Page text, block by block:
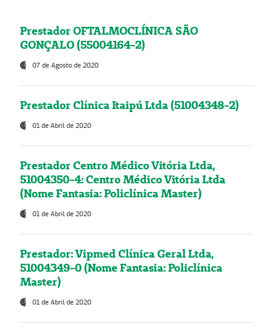
Prestador OFTALMOCLÍNICA SÃO
GONÇALO (55004164-2)
07 de Agosto de 2020
Prestador Clínica Itaipú Ltda (51004348-2)
01 de Abril de 2020
Prestador Centro Médico Vitória Ltda,
51004350-4: Centro Médico Vitória Ltda
(Nome Fantasia: Policlínica Master)
01 de Abril de 2020
Prestador: Vipmed Clínica Geral Ltda,
51004349-0 (Nome Fantasia: Policlínica
Master)
01 de Abril de 2020